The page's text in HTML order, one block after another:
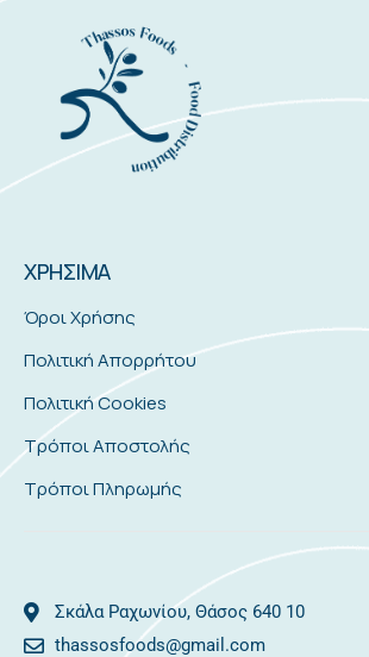
ΧΡΗΣΙΜΑ
Όροι Χρήσης
Πολιτική Απορρήτου
Πολιτική Cookies
Τρόποι Αποστολής
Τρόποι Πληρωμής
Σκάλα Ραχωνίου, Θάσος 640 10
thassosfoods@gmail.com